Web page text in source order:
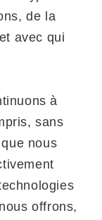
de la
avec qui
à
sans
nous
offrons,